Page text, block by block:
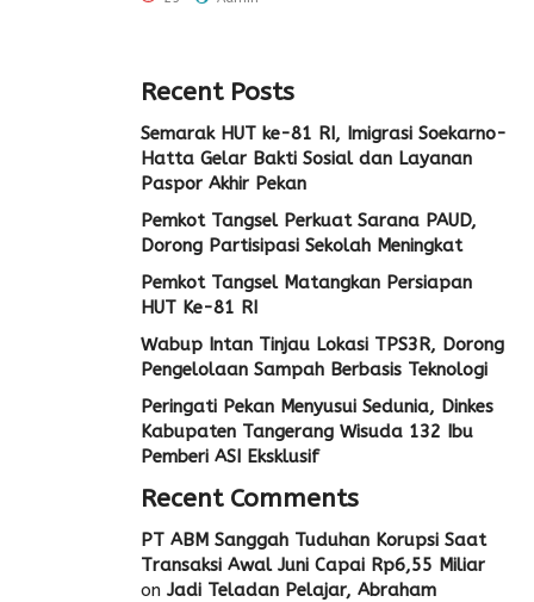
Recent Posts
Semarak HUT ke-81 RI, Imigrasi Soekarno-
Hatta Gelar Bakti Sosial dan Layanan
Paspor Akhir Pekan
Pemkot Tangsel Perkuat Sarana PAUD,
Dorong Partisipasi Sekolah Meningkat
Pemkot Tangsel Matangkan Persiapan
HUT Ke-81 RI
Wabup Intan Tinjau Lokasi TPS3R, Dorong
Pengelolaan Sampah Berbasis Teknologi
Peringati Pekan Menyusui Sedunia, Dinkes
Kabupaten Tangerang Wisuda 132 Ibu
Pemberi ASI Eksklusif
Recent Comments
PT ABM Sanggah Tuduhan Korupsi Saat
Transaksi Awal Juni Capai Rp6,55 Miliar
on Jadi Teladan Pelajar, Abraham